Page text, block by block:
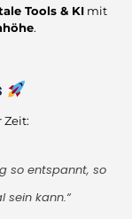
Tools & KI mit
.
Zeit:
so entspannt, so
sein kann.“